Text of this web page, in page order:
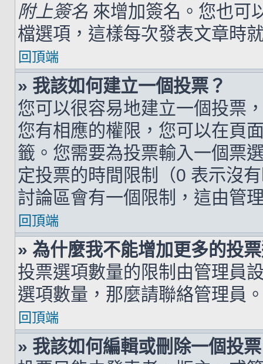
附上簽名 來增加簽名。您也可
檔選項，這樣每次發表文章時
回頂端
» 我該如何建立一個投票？
您可以很容易地建立一個投票
您有相應的權限，您可以在頁
籤。您需要為投票輸入一個票
定投票的時間限制（0 表示沒
討論區會有一個限制，這由管
回頂端
» 為什麼我不能增加更多的投
投票選項數量的限制由管理員
選項數量，那麼請聯絡管理員
回頂端
» 我該如何編輯或刪除一個投